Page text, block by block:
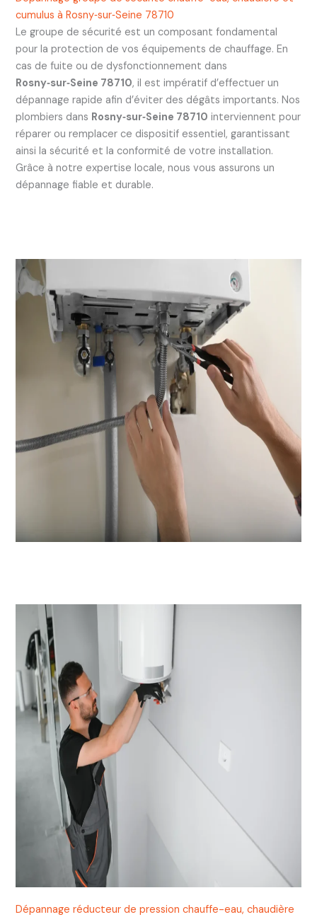
cumulus à Rosny‑sur‑Seine 78710
Le groupe de sécurité est un composant fondamental
pour la protection de vos équipements de chauffage. En
cas de fuite ou de dysfonctionnement dans
Rosny‑sur‑Seine 78710, il est impératif d’effectuer un
dépannage rapide afin d’éviter des dégâts importants. Nos
plombiers dans Rosny‑sur‑Seine 78710 interviennent pour
réparer ou remplacer ce dispositif essentiel, garantissant
ainsi la sécurité et la conformité de votre installation.
Grâce à notre expertise locale, nous vous assurons un
dépannage fiable et durable.
Dépannage réducteur de pression chauffe-eau, chaudière